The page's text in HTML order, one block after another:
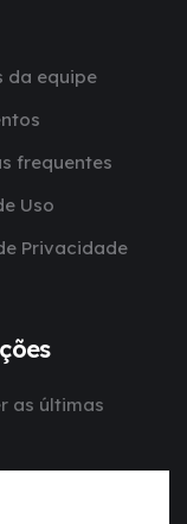
da equipe
frequentes
Uso
Privacidade
as últimas